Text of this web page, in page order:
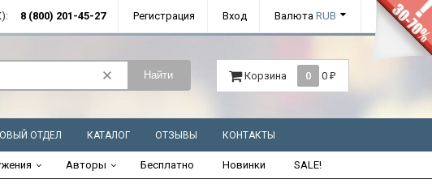
8 (800) 201-45-27 Регистрация Вход Валюта RUB
Найти Корзина 0 0 ₽
ОТДЕЛ КАТАЛОГ ОТЗЫВЫ КОНТАКТЫ
Авторы Бесплатно Новинки SALE!